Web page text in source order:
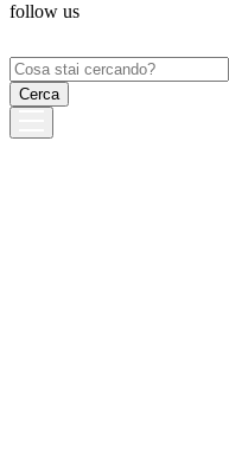
follow us
Ricerca
per: